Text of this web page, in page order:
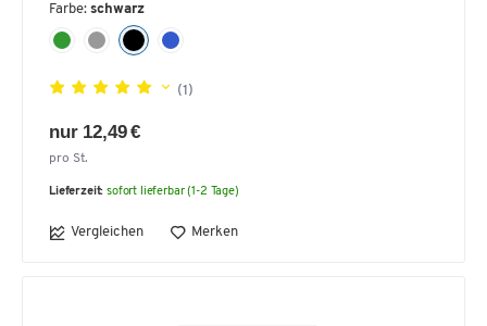
Farbe: schwarz
(1)
nur 12,49 €
pro St.
Lieferzeit: sofort lieferbar (1-2 Tage)
Vergleichen Merken